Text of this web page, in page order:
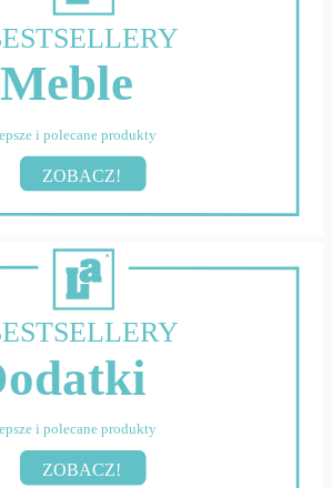
Meble
i polecane produkty
ZOBACZ!
i polecane produkty
ZOBACZ!